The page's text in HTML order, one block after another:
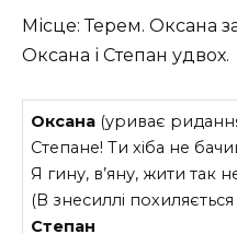
Місце: Терем. Оксана
Оксана і Степан удвох.
Оксана (уриває
Степане! Ти хіба не
Я гину, в’яну, жити так
(В знесиллі
Степан